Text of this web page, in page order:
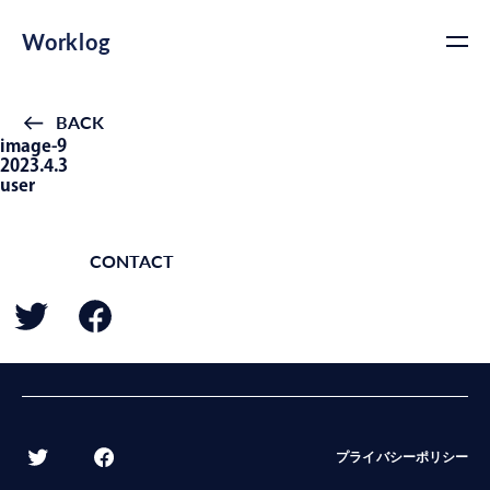
Worklog
BACK
image-9
2023.4.3
user
CONTACT
プライバシーポリシー